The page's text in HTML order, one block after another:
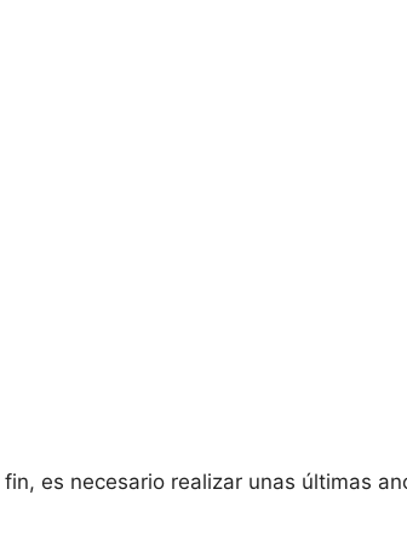
es necesario realizar unas últimas